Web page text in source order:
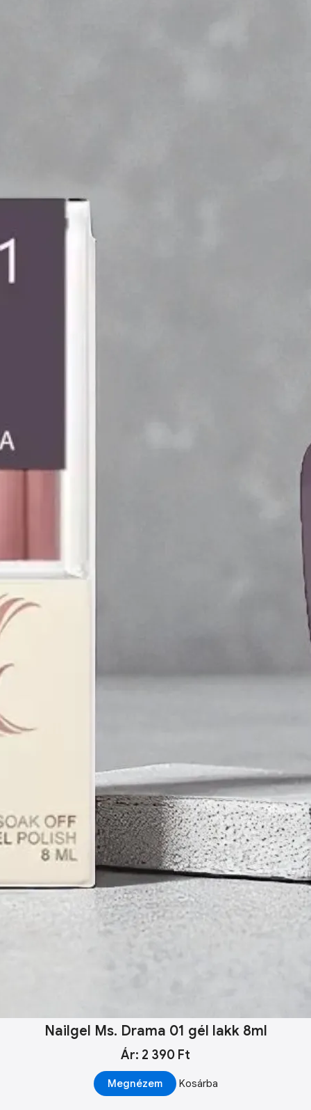
Nailgel Ms. Drama 01 gél lakk 8ml
Ár: 2 390 Ft
Megnézem Kosárba